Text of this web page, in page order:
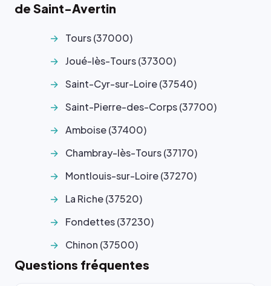
de Saint-Avertin
Tours (37000)
Joué-lès-Tours (37300)
Saint-Cyr-sur-Loire (37540)
Saint-Pierre-des-Corps (37700)
Amboise (37400)
Chambray-lès-Tours (37170)
Montlouis-sur-Loire (37270)
La Riche (37520)
Fondettes (37230)
Chinon (37500)
Questions fréquentes